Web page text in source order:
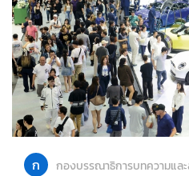
ก กองบรรณาธิการบทความแล